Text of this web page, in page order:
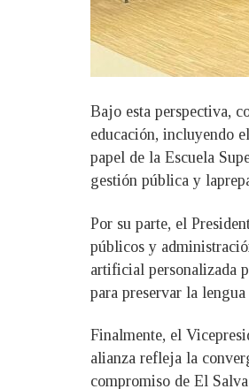
Bajo esta perspectiva,
educación, incluyendo
papel de la Escuela
gestión pública y
Por su parte, el
públicos y
artificial personalizada
para preservar la
Finalmente, el
alianza refleja la
compromiso de El